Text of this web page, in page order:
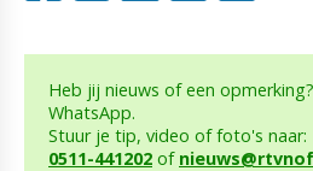
Heb jij nieuws of een
WhatsApp.
Stuur je tip, video of foto's naar:
0511-441202 of